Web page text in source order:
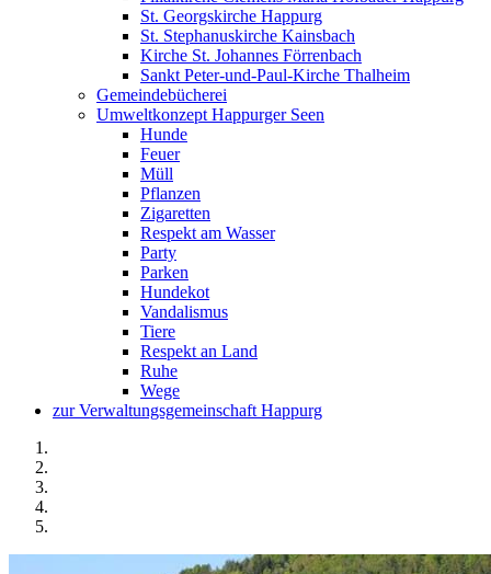
St. Georgskirche Happurg
St. Stephanuskirche Kainsbach
Kirche St. Johannes Förrenbach
Sankt Peter-und-Paul-Kirche Thalheim
Gemeindebücherei
Umweltkonzept Happurger Seen
Hunde
Feuer
Müll
Pflanzen
Zigaretten
Respekt am Wasser
Party
Parken
Hundekot
Vandalismus
Tiere
Respekt an Land
Ruhe
Wege
zur Verwaltungsgemeinschaft Happurg